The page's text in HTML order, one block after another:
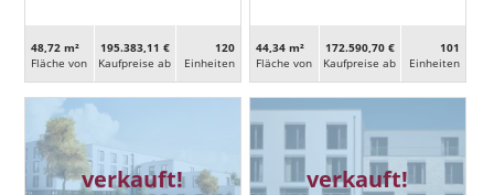
48,72 m²
Fläche von
195.383,11 €
Kaufpreise ab
120
Ein­heiten
44,34 m²
Fläche von
172.590,70 €
Kaufpreise ab
101
Ein­heiten
verkauft! verkauft!